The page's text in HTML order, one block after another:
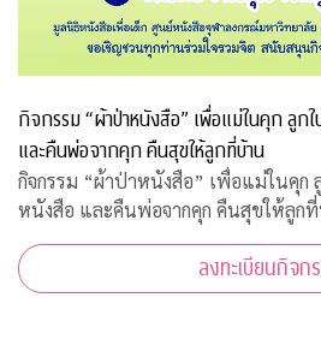
กิจกรรม “ผ้าป่าหนังสือ” เพื่อแม่ในคุก ลูก
และคืนพ่อจากคุก คืนสุขให้ลูกที่บ้าน
กิจกรรม “ผ้าป่าหนังสือ” เพื่อแม่ในคุก
หนังสือ และคืนพ่อจากคุก คืนสุขให้ลูก
ลงทะเบียนกิจก